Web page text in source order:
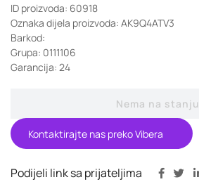
ID proizvoda: 60918
Oznaka dijela proizvoda: AK9Q4ATV3
Barkod:
Grupa: 0111106
Garancija: 24
Nema na stanju
Kontaktirajte nas preko Vibera
Podijeli link sa prijateljima